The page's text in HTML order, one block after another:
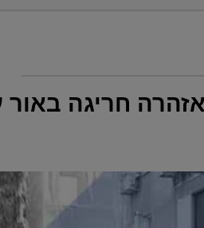
חריגה